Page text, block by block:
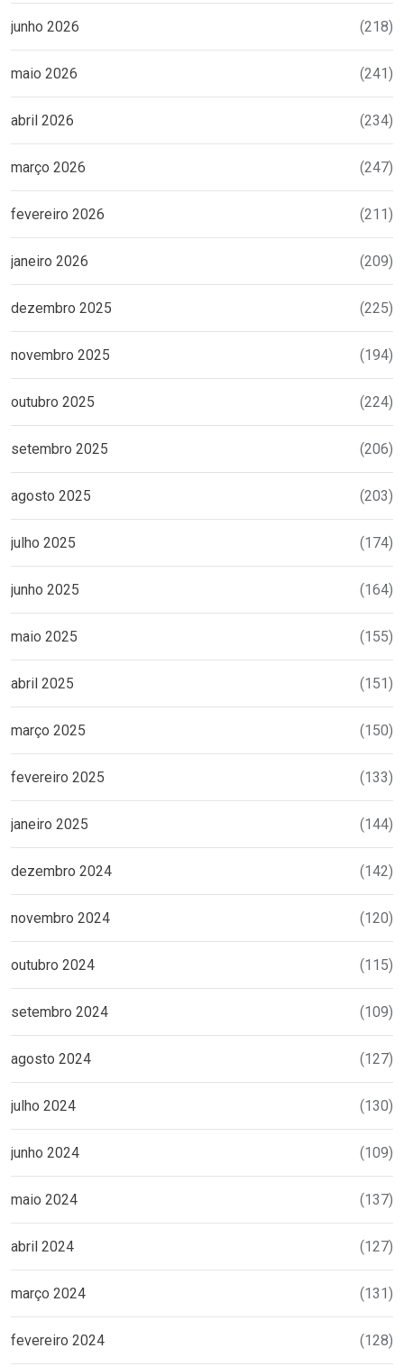
junho 2026 (218)
maio 2026 (241)
abril 2026 (234)
março 2026 (247)
fevereiro 2026 (211)
janeiro 2026 (209)
dezembro 2025 (225)
novembro 2025 (194)
outubro 2025 (224)
setembro 2025 (206)
agosto 2025 (203)
julho 2025 (174)
junho 2025 (164)
maio 2025 (155)
abril 2025 (151)
março 2025 (150)
fevereiro 2025 (133)
janeiro 2025 (144)
dezembro 2024 (142)
novembro 2024 (120)
outubro 2024 (115)
setembro 2024 (109)
agosto 2024 (127)
julho 2024 (130)
junho 2024 (109)
maio 2024 (137)
abril 2024 (127)
março 2024 (131)
fevereiro 2024 (128)